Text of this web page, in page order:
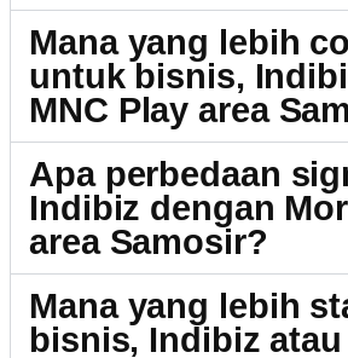
Mana yang lebih
untuk bisnis,
MNC Play area
Apa perbedaan
Indibiz dengan
area Samosir?
Mana yang lebih
bisnis, Indibiz atau